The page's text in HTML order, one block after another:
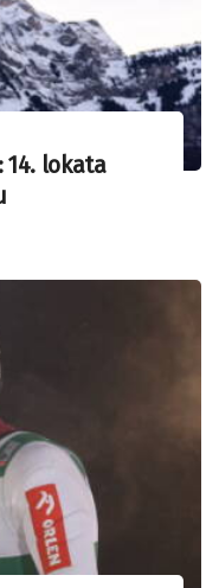
14. lokata